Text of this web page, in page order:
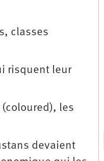
classes
risquent leur
les
devaient